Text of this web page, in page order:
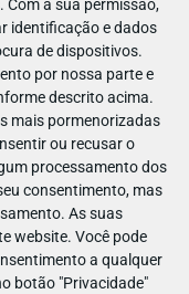
Com a sua permissão,
identificação e dados
de dispositivos.
por nossa parte e
descrito acima.
mais pormenorizadas
ou recusar o
processamento dos
consentimento, mas
As suas
website. Você pode
a qualquer
botão "Privacidade"
a 33 €
aberto? Nesta
se num tabuleiro
E, claro,